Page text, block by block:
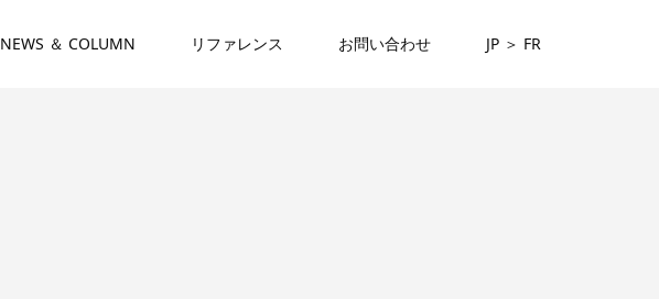
NEWS ＆ COLUMN リファレンス お問い合わせ JP ＞ FR